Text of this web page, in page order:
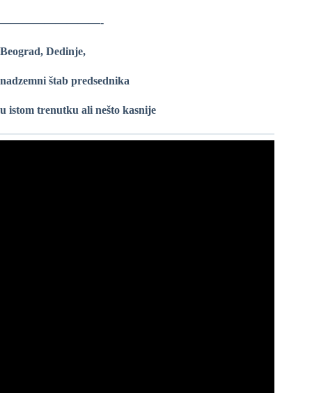
—————————-
Beograd, Dedinje,
nadzemni štab predsednika
u istom trenutku ali nešto kasnije